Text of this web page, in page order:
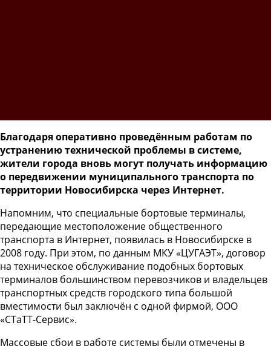
Благодаря оперативно проведённым работам по
устранению технической проблемы в системе,
жители города вновь могут получать информацию
о передвижении муниципального транспорта по
территории Новосибирска через Интернет.
Напомним, что специальные бортовые терминалы,
передающие местоположение общественного
транспорта в Интернет, появилась в Новосибирске в
2008 году. При этом, по данным МКУ «ЦУГАЭТ», договор
на техническое обслуживание подобных бортовых
терминалов большинством перевозчиков и владельцев
транспортных средств городского типа большой
вместимости был заключён с одной фирмой, ООО
«СТаТТ-Сервис».
Массовые сбои в работе системы были отмечены в